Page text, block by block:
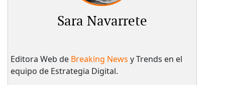
Sara Navarrete
Editora Web de Breaking News y Trends en el
equipo de Estrategia Digital.